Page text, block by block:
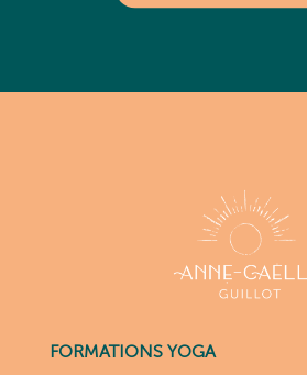
FORMATIONS YOGA